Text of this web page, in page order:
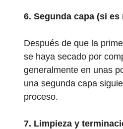
6. Segunda capa (si es
Después de que la
se haya secado por
generalmente en unas
una segunda capa
proceso.
7. Limpieza y